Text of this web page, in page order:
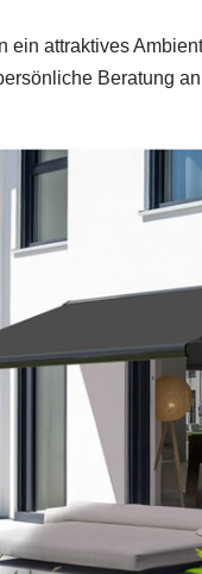
attraktives
Beratung